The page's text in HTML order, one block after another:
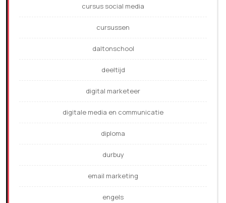
cursus social media
cursussen
daltonschool
deeltijd
digital marketeer
digitale media en communicatie
diploma
durbuy
email marketing
engels